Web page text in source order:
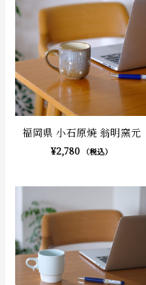
福岡県 小石原焼 翁明窯元
¥2,780 （税込）